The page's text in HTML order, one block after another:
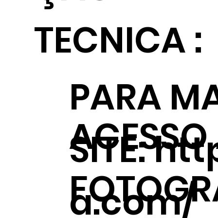
PARA
SITE:
a.com/
TECNICA :